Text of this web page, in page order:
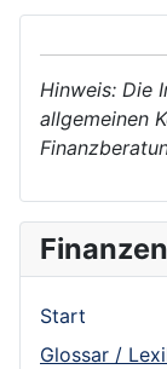
Hinweis: Die
allgemeinen
Start
Glossar /